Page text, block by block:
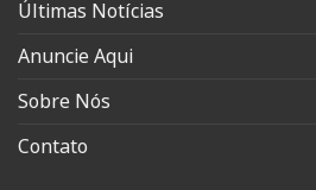
Últimas Notícias
Anuncie Aqui
Sobre Nós
Contato